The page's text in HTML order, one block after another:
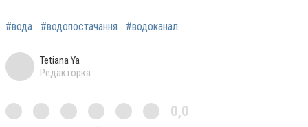
#вода #водопостачання #водоканал
Tetiana Ya
Редакторка
0,0